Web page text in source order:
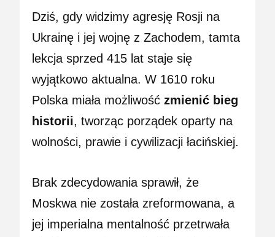
Dziś, gdy widzimy agresję Rosji na
Ukrainę i jej wojnę z Zachodem, tamta
lekcja sprzed 415 lat staje się
wyjątkowo aktualna. W 1610 roku
Polska miała możliwośćzmienić bieg
historii, tworząc porządek oparty na
wolności, prawie i cywilizacji łacińskiej.
Brak zdecydowania sprawił, że
Moskwa nie została zreformowana, a
jej imperialna mentalność przetrwała